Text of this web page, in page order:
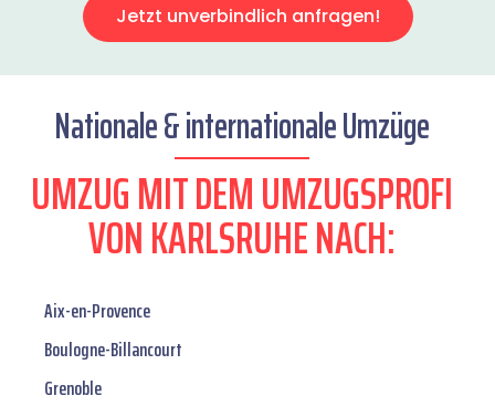
Jetzt unverbindlich anfragen!
Nationale & internationale Umzüge
UMZUG MIT DEM UMZUGSPROFI
VON KARLSRUHE NACH:
Aix-en-Provence
Boulogne-Billancourt
Grenoble